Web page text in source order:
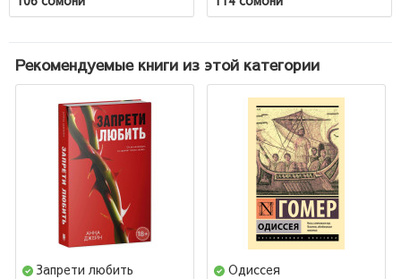
Рекомендуемые книги из этой категории
Запрети любить Одиссея